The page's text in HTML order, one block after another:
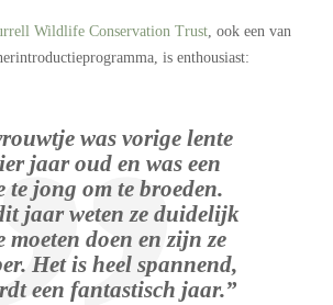
Wildlife Conservation Trust, ook een van
is enthousiast:
was vorige lente
jaar oud en was een
te jong om te broeden.
jaar weten ze duidelijk
moeten doen en zijn ze
Het is heel spannend,
een fantastisch jaar.”